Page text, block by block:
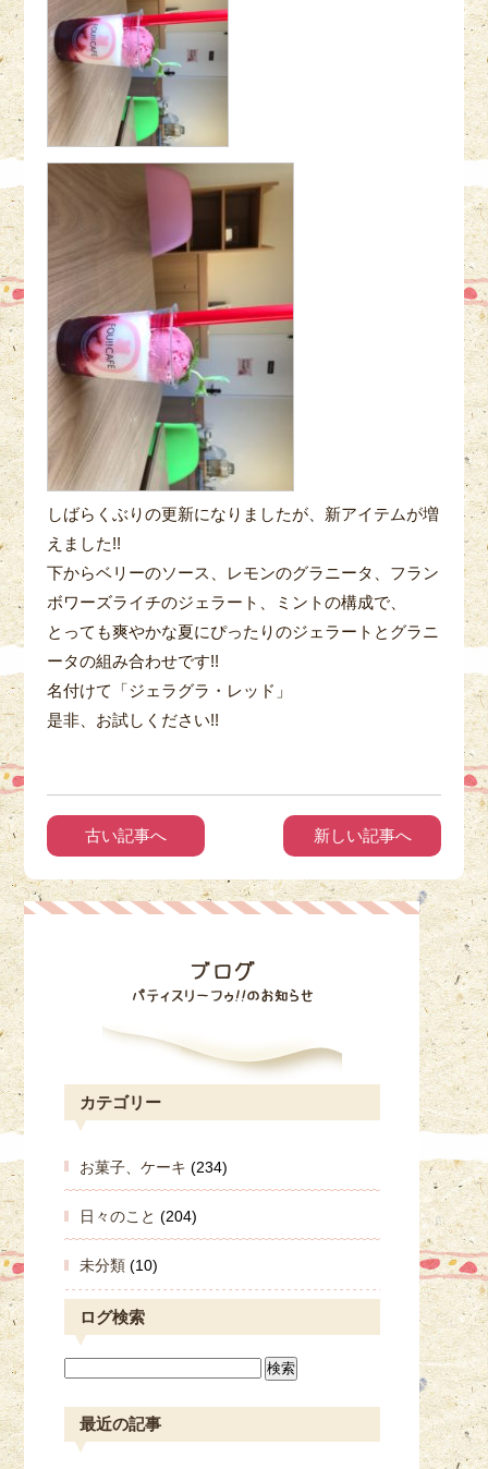
しばらくぶりの更新になりましたが、新アイテムが増
えました!!
下からベリーのソース、レモンのグラニータ、フラン
ボワーズライチのジェラート、ミントの構成で、
とっても爽やかな夏にぴったりのジェラートとグラニ
ータの組み合わせです!!
名付けて「ジェラグラ・レッド」
是非、お試しください!!
古い記事へ 新しい記事へ
カテゴリー
お菓子、ケーキ (234)
日々のこと (204)
未分類 (10)
ログ検索
最近の記事